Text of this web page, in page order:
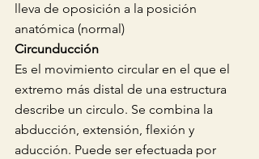
lleva de oposición a la posición
anatómica (normal)
Circunducción
Es el movimiento circular en el que el
extremo más distal de una estructura
describe un circulo. Se combina la
abducción, extensión, flexión y
aducción. Puede ser efectuada por